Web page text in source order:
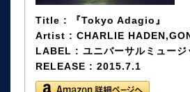
Title : 『Tokyo Adagio』
Artist : CHARLIE
LABEL : ユニバーサルミュー
RELEASE : 2015.7.1